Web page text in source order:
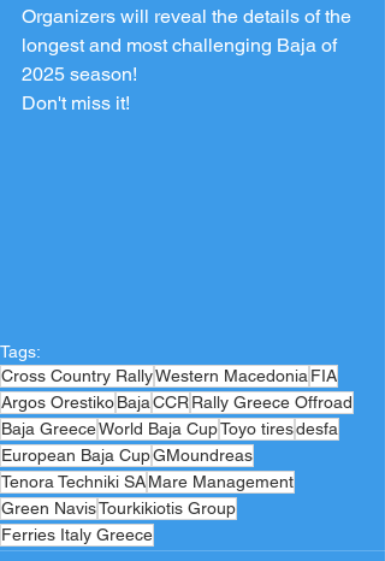
Organizers will reveal the details of the
longest and most challenging Baja of
2025 season!
Don't miss it!
Tags:
Cross Country RallyWestern Macedonia FIA
Argos OrestikoBajaCCRRally Greece Offroad
Baja GreeceWorld Baja CupToyo tiresdesfa
European Baja CupGMoundreas
Tenora Techniki SAMare Management
Green NavisTourkikiotis Group
Ferries Italy Greece